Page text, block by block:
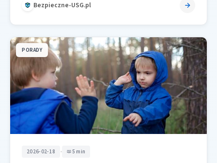
Bezpieczne-USG.pl
PORADY
2026-02-18 • 5 min